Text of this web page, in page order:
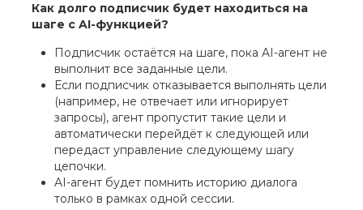
Как долго подписчик будет находиться на
шаге с AI-функцией?
Подписчик остаётся на шаге, пока AI-агент не
выполнит все заданные цели.
Если подписчик отказывается выполнять цели
(например, не отвечает или игнорирует
запросы), агент пропустит такие цели и
автоматически перейдёт к следующей или
передаст управление следующему шагу
цепочки.
AI-агент будет помнить историю диалога
только в рамках одной сессии.